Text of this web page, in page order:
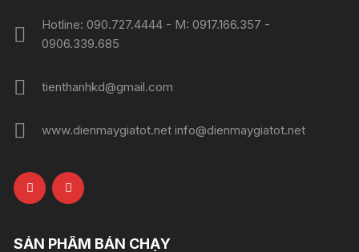
Hotline: 090.727.4444 - M: 0917.166.357 -
0906.339.685
tienthanhkd@gmail.com
www.dienmaygiatot.net info@dienmaygiatot.net
SẢN PHẨM BÁN CHẠY